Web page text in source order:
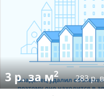
3 р. за м2 283 р.